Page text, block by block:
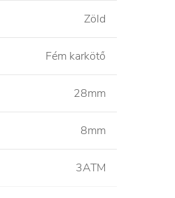
Zöld
Fém karkötő
28mm
8mm
3ATM